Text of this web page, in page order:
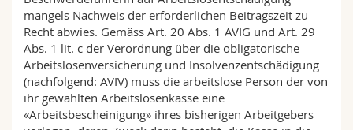
mangels Nachweis der erforderlichen Beitragszeit zu
Recht abwies. Gemäss Art. 20 Abs. 1 AVIG und Art. 29
Abs. 1 lit. c der Verordnung über die obligatorische
Arbeitslosenversicherung und Insolvenzentschädigung
(nachfolgend: AVIV) muss die arbeitslose Person der von
ihr gewählten Arbeitslosenkasse eine
«Arbeitsbescheinigung» ihres bisherigen Arbeitgebers